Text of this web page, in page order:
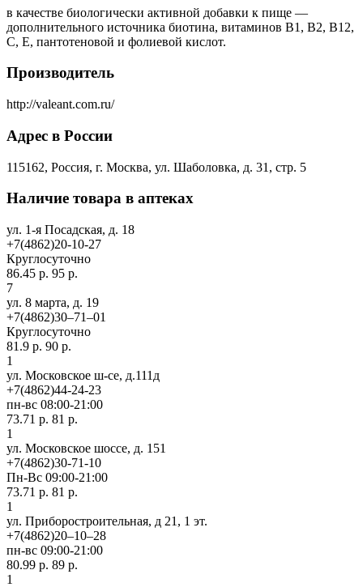
в качестве биологически активной добавки к пище —
дополнительного источника биотина, витаминов В1, В2, В12,
С, Е, пантотеновой и фолиевой кислот.
Производитель
http://valeant.com.ru/
Адрес в России
115162, Россия, г. Москва, ул. Шаболовка, д. 31, стр. 5
Наличие товара в аптеках
ул. 1-я Посадская, д. 18
+7(4862)20-10-27
Круглосуточно
86.45 р. 95 р.
7
ул. 8 марта, д. 19
+7(4862)30‒71‒01
Круглосуточно
81.9 р. 90 р.
1
ул. Московское ш-се, д.111д
+7(4862)44-24-23
пн-вс 08:00-21:00
73.71 р. 81 р.
1
ул. Московское шоссе, д. 151
+7(4862)30-71-10
Пн-Вс 09:00-21:00
73.71 р. 81 р.
1
ул. Приборостроительная, д 21, 1 эт.
+7(4862)20‒10‒28
пн-вс 09:00-21:00
80.99 р. 89 р.
1